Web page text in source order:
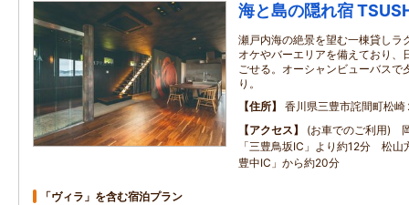
海と島の隠れ宿
瀬戸内海の絶景を望む一棟貸しラ
オケやバーエリアを備えており、
ごせる。オーシャンビューバスで
り。
住所
香川県三豊市詫間町松
アクセス
(お車でのご利用)
「三豊鳥坂IC」より約12分 松山
豊中IC」から約20分
「ヴィラ」を含む宿泊プラン